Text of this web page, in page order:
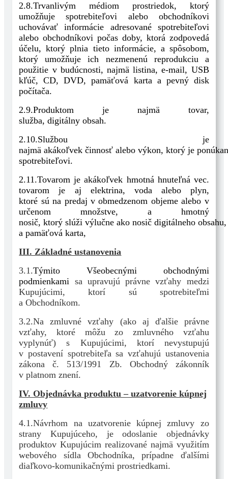
2.8.Trvanlivým médiom prostriedok, ktorý
umožňuje spotrebiteľovi alebo obchodníkovi
uchovávať informácie adresované spotrebiteľovi
alebo obchodníkovi počas doby, ktorá zodpovedá
účelu, ktorý plnia tieto informácie, a spôsobom,
ktorý umožňuje ich nezmenenú reprodukciu a
použitie v budúcnosti, najmä listina, e-mail, USB
kľúč, CD, DVD, pamäťová karta a pevný disk
počítača.
2.9.Produktom je najmä tovar,
služba, digitálny obsah.
2.10.Službou
je
najmä akákoľvek činnosť alebo výkon, ktorý je
spotrebiteľovi.
2.11.Tovarom je akákoľvek hmotná hnuteľná vec.
tovarom
je aj elektrina, voda alebo
plyn,
ktoré sú na predaj v obmedzenom objeme alebo v
určenom
množstve,
a hmotný
nosič, ktorý slúži výlučne ako nosič digitálneho obsahu,
a pamäťová karta,
III. Základné ustanovenia
3.1.Týmito Všeobecnými obchodnými
podmienkami sa upravujú právne vzťahy medzi
Kupujúcimi, ktorí sú spotrebiteľmi
a Obchodníkom.
3.2.Na zmluvné vzťahy (ako aj ďalšie právne
vzťahy, ktoré môžu zo zmluvného vzťahu
vyplynúť) s Kupujúcimi, ktorí nevystupujú
v postavení spotrebiteľa sa vzťahujú ustanovenia
zákona č. 513/1991 Zb. Obchodný zákonník
v platnom znení.
IV. Objednávka produktu – uzatvorenie kúpnej
zmluvy
4.1.Návrhom na uzatvorenie kúpnej zmluvy zo
strany Kupujúceho, je odoslanie objednávky
produktov Kupujúcim realizované najmä využitím
webového sídla Obchodníka, prípadne ďalšími
diaľkovo-komunikačnými prostriedkami.